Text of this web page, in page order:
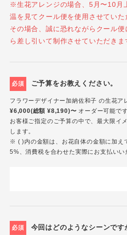
※生花アレンジの場合、5月〜10月
温を見てクール便を使用させていた
その場合、誠に恐れながらクール
ら差し引いて制作させていただきま
必須 ご予算をお教えください。
フラワーデザイナー加納佐和子 の生花ア
¥6,000(総額 ¥8,190)〜 オーダー可能です
お客様ご指定のご予算の中で、最大限イ
します。
※ ( )内の金額は、お花自体の金額に加え
5%、消費税を合わせた実際にお支払いい
必須 今回はどのようなシーンです